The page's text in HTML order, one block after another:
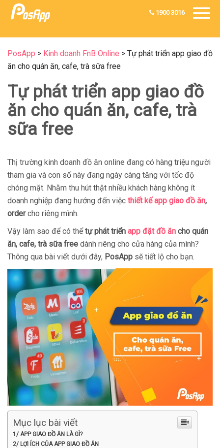
1900 3016
PosApp > Kinh doanh FnB Online > Tự phát triển app giao đồ
ăn cho quán ăn, cafe, trà sữa free
Tự phát triển app giao đồ
ăn cho quán ăn, cafe, trà
sữa free
Thị trường kinh doanh đồ ăn online đang có hàng triệu người
tham gia và con số này đang ngày càng tăng với tốc độ
chóng mặt. Nhằm thu hút thật nhiều khách hàng không ít
doanh nghiệp đang hướng đến việc thiết kế app giao đồ ăn,
ordercho riêng mình.
Vậy làm sao để có thểtự phát triển app đặt đồ ăn cho quán
ăn, cafe, trà sữa free dành riêng cho cửa hàng của mình?
Thông qua bài viết dưới đây, PosApp sẽ tiết lộ cho bạn.
Mục lục bài viết
1/ APP GIAO ĐỒ ĂN LÀ GÌ?
2/ LỢI ÍCH CỦA APP GIAO ĐỒ ĂN